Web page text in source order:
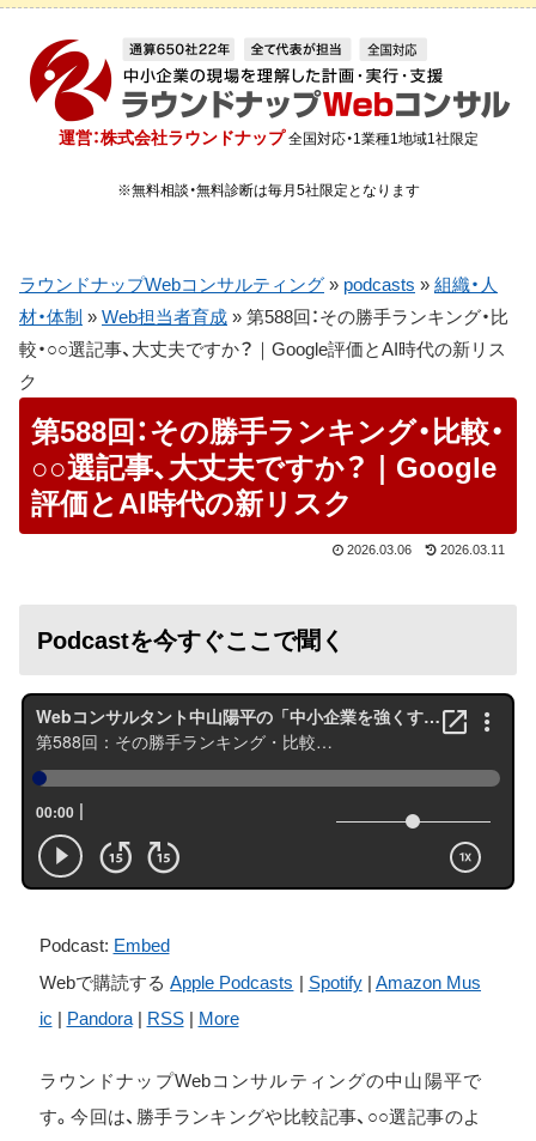
運営：株式会社ラウンドナップ 全国対応・1業種1地域1社限定
※無料相談・無料診断は毎月5社限定となります
ラウンドナップWebコンサルティング » podcasts » 組織・人
材・体制 » Web担当者育成 » 第588回：その勝手ランキング・比
較・○○選記事、大丈夫ですか？｜Google評価とAI時代の新リス
ク
第588回：その勝手ランキング・比較・
○○選記事、大丈夫ですか？｜Google
評価とAI時代の新リスク
2026.03.06 2026.03.11
Podcastを今すぐここで聞く
Podcast: Embed
Webで購読するApple Podcasts | Spotify| Amazon Mus
ic | Pandora| RSS| More
ラウンドナップWebコンサルティングの中山陽平で
す。今回は、勝手ランキングや比較記事、○○選記事のよ